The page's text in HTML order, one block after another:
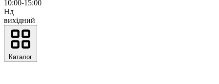
10:00-15:00
Нд
вихідний
Каталог